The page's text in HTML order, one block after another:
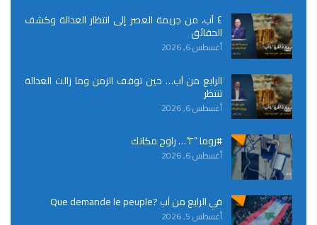
٤ آب، من جريمة العصر إلى انتظار العدالة وكشف
الحقائق
أغسطس 6, 2026
الرابع من آب… حين توقف الزمن وما زالت العدالة
تنتظر
أغسطس 6, 2026
#روما “٢”… راوح مكانك
أغسطس 6, 2026
في الرابع من آب ?Que demande le peuple
أغسطس 5, 2026